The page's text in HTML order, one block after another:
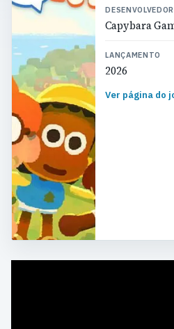
DESENVOLVEDOR
Capybara
LANÇAMENTO
2026
Ver página do